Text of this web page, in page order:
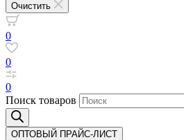
Очистить
0
0
0
Поиск товаров
ОПТОВЫЙ ПРАЙС-ЛИСТ